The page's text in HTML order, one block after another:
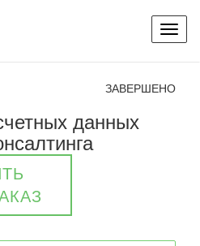
ЗАВЕРШЕНО
данных